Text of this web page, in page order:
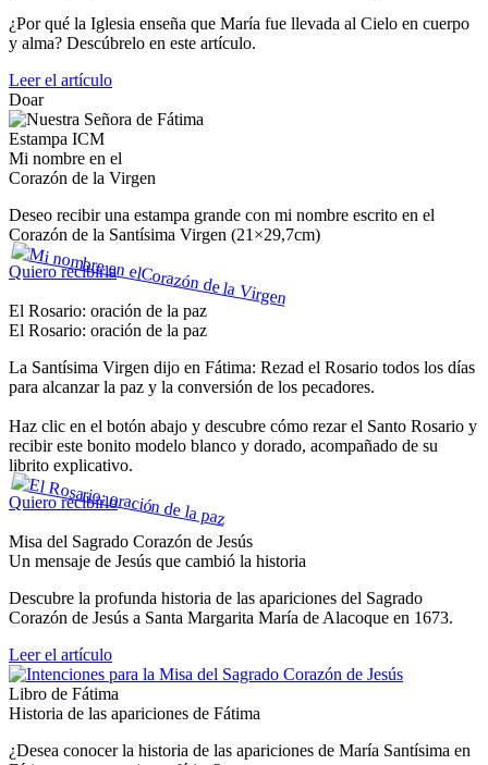
¿Por qué la Iglesia enseña que María fue llevada al Cielo en cuerpo
y alma? Descúbrelo en este artículo.
Leer el artículo
Doar
Estampa ICM
Mi nombre en el
Corazón de la Virgen
Deseo recibir una estampa grande con mi nombre escrito en el
Corazón de la Santísima Virgen (21×29,7cm)
Quiero recibirla
El Rosario: oración de la paz
El Rosario: oración de la paz
La Santísima Virgen dijo en Fátima: Rezad el Rosario todos los días
para alcanzar la paz y la conversión de los pecadores.
Haz clic en el botón abajo y descubre cómo rezar el Santo Rosario y
recibir este bonito modelo blanco y dorado, acompañado de su
librito explicativo.
Quiero recibirlo
Misa del Sagrado Corazón de Jesús
Un mensaje de Jesús que cambió la historia
Descubre la profunda historia de las apariciones del Sagrado
Corazón de Jesús a Santa Margarita María de Alacoque en 1673.
Leer el artículo
Libro de Fátima
Historia de las apariciones de Fátima
¿Desea conocer la historia de las apariciones de María Santísima en